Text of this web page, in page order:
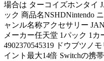
場合は ターコイズホンタイ
ック 商品名NSHDNintendo
ャンル名称アクセサリー
メーカー任天堂 1パック 1カ
4902370545319 ドウブツノ
イント最大14倍 Switchの携